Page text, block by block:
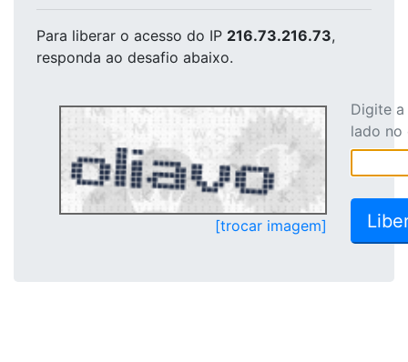
Para liberar o acesso do IP 216.73.216.73,
responda ao desafio abaixo.
[trocar imagem]
Digite
lado no